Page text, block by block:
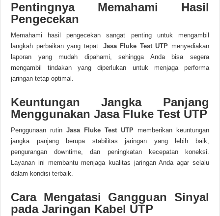
Pentingnya Memahami Hasil
Pengecekan
Memahami hasil pengecekan sangat penting untuk mengambil
langkah perbaikan yang tepat. Jasa Fluke Test UTP menyediakan
laporan yang mudah dipahami, sehingga Anda bisa segera
mengambil tindakan yang diperlukan untuk menjaga performa
jaringan tetap optimal.
Keuntungan Jangka Panjang
Menggunakan Jasa Fluke Test UTP
Penggunaan rutinJasa Fluke Test UTPmemberikan keuntungan
jangka panjang berupa stabilitas jaringan yang lebih baik,
pengurangan downtime, dan peningkatan kecepatan koneksi.
Layanan ini membantu menjaga kualitas jaringan Anda agar selalu
dalam kondisi terbaik.
Cara Mengatasi Gangguan Sinyal
pada Jaringan Kabel UTP